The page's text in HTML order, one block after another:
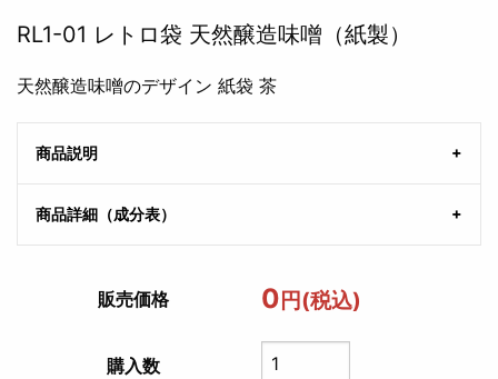
RL1-01 レトロ袋 天然醸造味噌（紙製）
天然醸造味噌のデザイン 紙袋 茶
商品説明
商品詳細（成分表）
販売価格 0 円(税込)
購入数